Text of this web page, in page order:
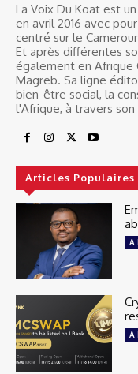
La Voix Du Koat est
en avril 2016 avec
centré sur le
Et après différentes
également en Afrique
Magreb. Sa ligne
bien-être social, la
l'Afrique, à travers son
Articles Populaires
A
A